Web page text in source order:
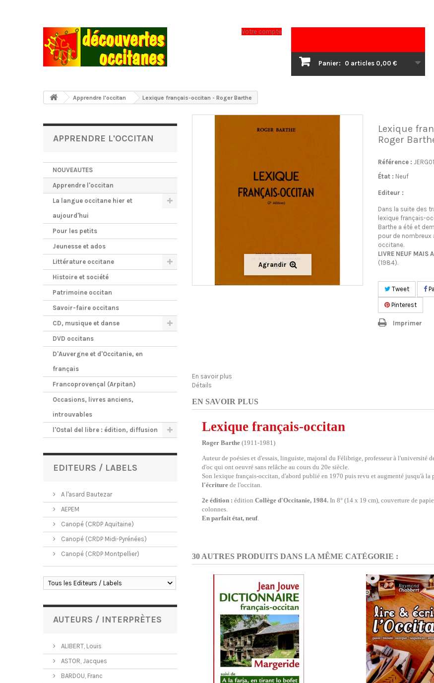
Panier: 0 articles 0,00 €
Votre compte
Apprendre l'occitan Lexique français-occitan - Roger Barthe
APPRENDRE L'OCCITAN
NOUVEAUTES
Apprendre l'occitan
La langue occitane hier et
aujourd'hui
Pour les petits
Jeunesse et ados
Littérature occitane
Histoire et société
Patrimoine occitan
Savoir-faire occitans
CD, musique et danse
DVD occitans
D'Auvergne et d'Occitanie, en
français
Francoprovençal (Arpitan)
Occasions, livres anciens,
introuvables
l'Ostal del libre : édition, diffusion
EDITEURS / LABELS
A l'asard Bautezar
AEPEM
Canopé (CRDP Aquitaine)
Canopé (CRDP Midi-Pyrénées)
Canopé (CRDP Montpellier)
Tous les Editeurs / Labels
AUTEURS / INTERPRÈTES
ALIBERT, Louis
ASTOR, Jacques
BARDOU, Franc
Agrandir
Lexique
Roger
Référence : JERG01
État : Neuf
Editeur :
Dans la suite des
lexique français-
Barthe a été et
pour de nombreux
occitane.
LIVRE NEUF MAIS
(1984).
Tweet
Pinterest
Imprimer
En savoir plus
Détails
EN SAVOIR PLUS
Lexique français-occitan
Roger Barthe (1911-1981)
Auteur de poésies et d'essais, linguiste, majoral du Félibrige, professeur à l'université
d'oc qui ont oeuvré sans relâche au cours du 20e siècle.
Son lexique français-occitan, d'abord publié en 1970 puis revu et augmenté jusqu'à la
l'écriture de l'occitan.
2e édition : édition Collège d'Occitanie, 1984. In 8° (14 x 19 cm), couverture de
colonnes.
En parfait état, neuf.
30 AUTRES PRODUITS DANS LA MÊME CATÉGORIE :